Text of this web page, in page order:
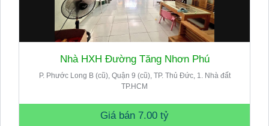
Nhà HXH Đường Tăng Nhơn Phú
P. Phước Long B (cũ), Quận 9 (cũ), TP. Thủ Đức, 1. Nhà đất
TP.HCM
Giá bán 7.00 tỷ